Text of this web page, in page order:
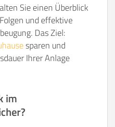
Sie einen Überblick
und effektive
Das Ziel:
sparen und
Ihrer Anlage
im